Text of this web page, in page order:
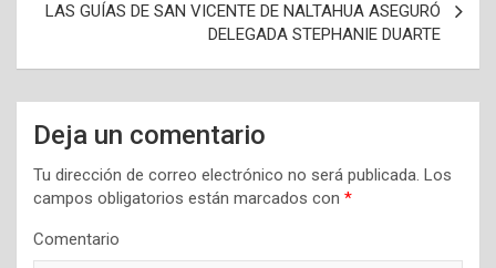
c
i
LAS GUÍAS DE SAN VICENTE DE NALTAHUA ASEGURÓ
DELEGADA STEPHANIE DUARTE
Deja un comentario
Tu dirección de correo electrónico no será publicada. Los
campos obligatorios están marcados con *
Comentario